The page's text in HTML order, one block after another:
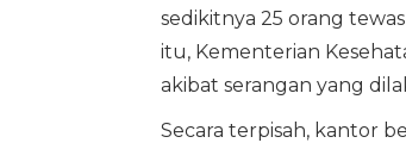
sedikitnya 25 orang
itu, Kementerian
akibat serangan yang
Secara terpisah, kantor